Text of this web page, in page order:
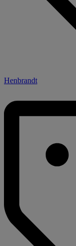
Henbrandt